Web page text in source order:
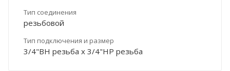
Тип соединения
резьбовой
Тип подключения и размер
3/4"ВН резьба х 3/4"НР резьба